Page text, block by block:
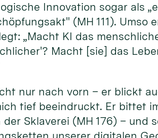
Innovation sogar als
(MH 111). Umso
„Macht KI das
Macht [sie] das
nur nach vorn – er blickt
tief beeindruckt. Er bittet
Sklaverei (MH 176) – und